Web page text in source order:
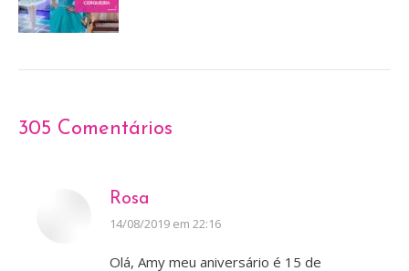
305 Comentários
Rosa
disse:
14/08/2019 em 22:16
Olá, Amy meu aniversário é 15 de